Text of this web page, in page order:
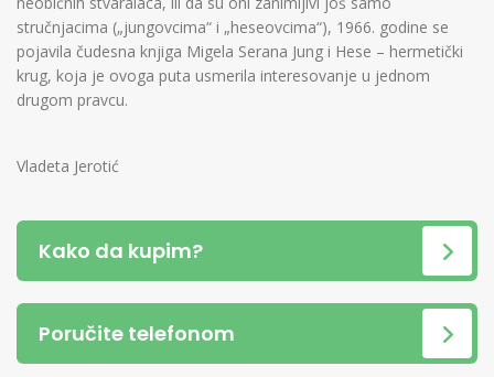
stručnjacima („jungovcima“ i „heseovcima“), 1966. godine se
pojavila čudesna knjiga Migela Serana Jung i Hese – hermetički
krug, koja je ovoga puta usmerila interesovanje u jednom
drugom pravcu.
Vladeta Jerotić
Kako da kupim?
Poručite telefonom